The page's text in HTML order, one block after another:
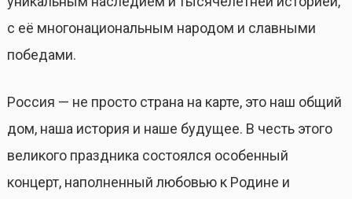
с её многонациональным народом и славными
победами.
Россия — не просто страна на карте, это наш общий
дом, наша история и наше будущее. В честь этого
великого праздника состоялся особенный
концерт, наполненный любовью к Родине и